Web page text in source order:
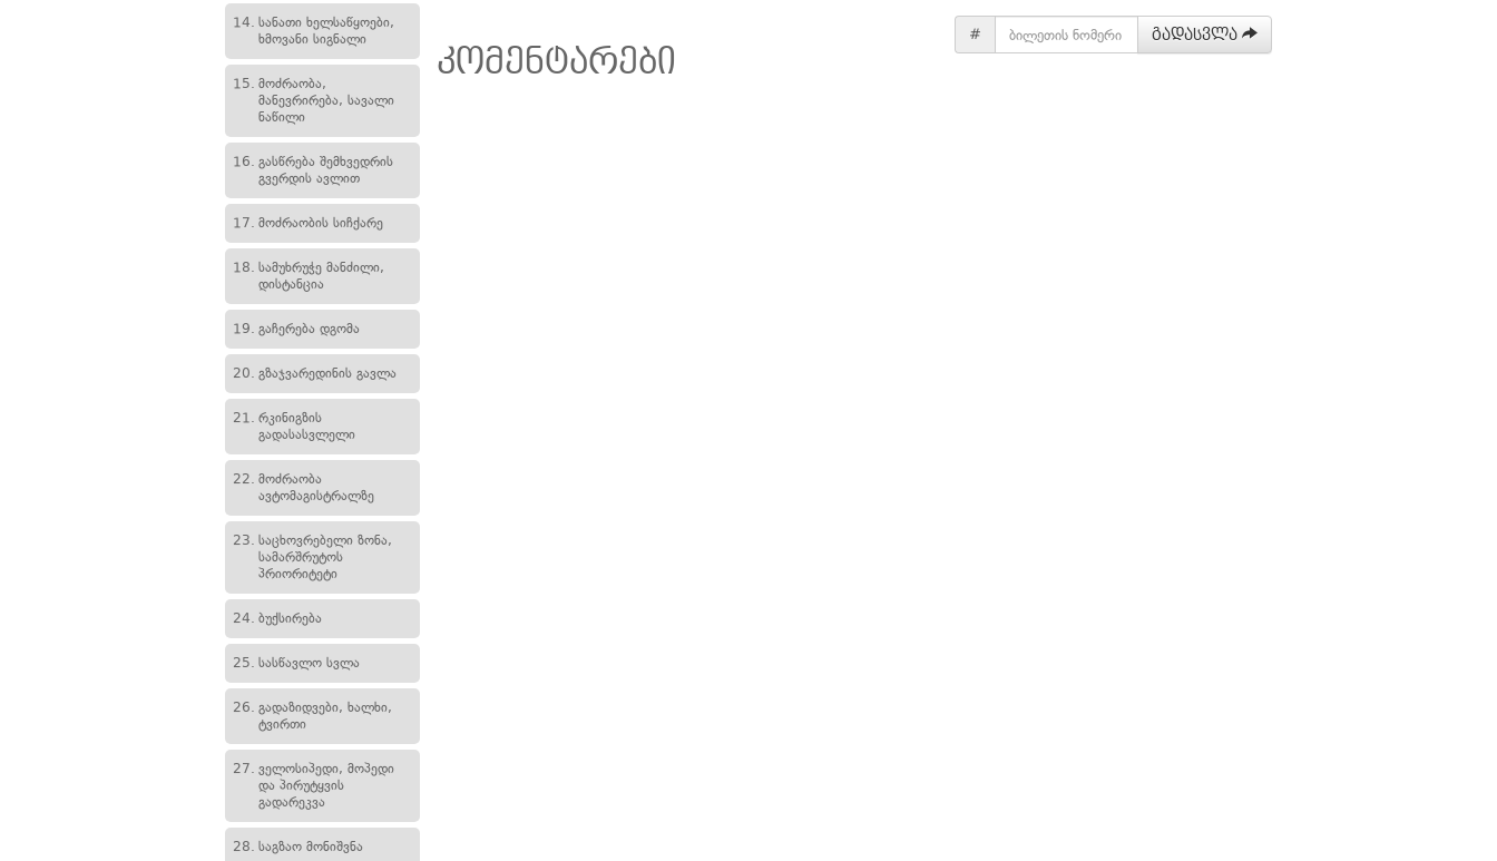
14. სანათი ხელსაწყოები,
ხმოვანი სიგნალი
15. მოძრაობა,
მანევრირება, სავალი
ნაწილი
16. გასწრება შემხვედრის
გვერდის ავლით
17. მოძრაობის სიჩქარე
18. სამუხრუჭე მანძილი,
დისტანცია
19. გაჩერება დგომა
20. გზაჯვარედინის გავლა
21. რკინიგზის
გადასასვლელი
22. მოძრაობა
ავტომაგისტრალზე
23. საცხოვრებელი ზონა,
სამარშრუტოს
პრიორიტეტი
24. ბუქსირება
25. სასწავლო სვლა
26. გადაზიდვები, ხალხი,
ტვირთი
27. ველოსიპედი, მოპედი
და პირუტყვის
გადარეკვა
28. საგზაო მონიშვნა
# გადასვლა
კომენტარები